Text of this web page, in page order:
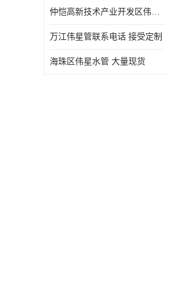
仲恺高新技术产业开发区伟星水管 大量现货
万江伟星管联系电话 接受定制
海珠区伟星水管 大量现货